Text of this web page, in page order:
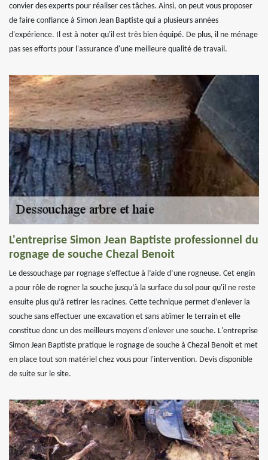
convier des experts pour réaliser ces tâches. Ainsi, on peut vous proposer
de faire confiance à Simon Jean Baptiste qui a plusieurs années
d'expérience. Il est à noter qu'il est très bien équipé. De plus, il ne ménage
pas ses efforts pour l'assurance d'une meilleure qualité de travail.
L'entreprise Simon Jean Baptiste professionnel du
rognage de souche Chezal Benoit
Le dessouchage par rognage s’effectue à l’aide d’une rogneuse. Cet engin
a pour rôle de rogner la souche jusqu’à la surface du sol pour qu'il ne reste
ensuite plus qu’à retirer les racines. Cette technique permet d’enlever la
souche sans effectuer une excavation et sans abîmer le terrain et elle
constitue donc un des meilleurs moyens d'enlever une souche. L'entreprise
Simon Jean Baptiste pratique le rognage de souche à Chezal Benoit et met
en place tout son matériel chez vous pour l'intervention. Devis disponible
de suite sur le site.